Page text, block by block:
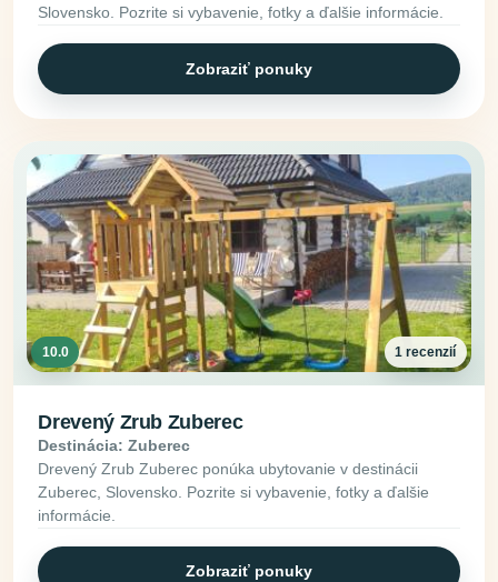
Slovensko. Pozrite si vybavenie, fotky a ďalšie informácie.
Zobraziť ponuky
10.0 1 recenzií
Drevený Zrub Zuberec
Destinácia: Zuberec
Drevený Zrub Zuberec ponúka ubytovanie v destinácii
Zuberec, Slovensko. Pozrite si vybavenie, fotky a ďalšie
informácie.
Zobraziť ponuky